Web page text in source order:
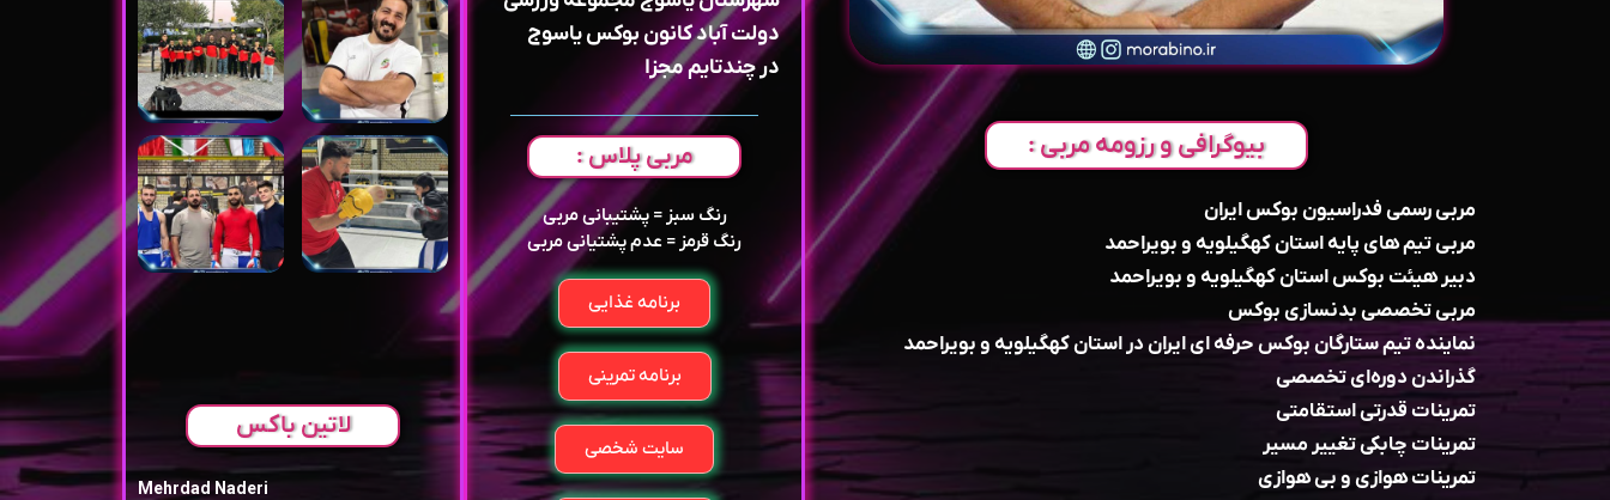
بیوگرافی و رزومه مربی :
مربی رسمی فدراسیون بوکس ایران
مربی تیم های پایه استان کهگیلویه و بویراحمد
دبیر هیئت بوکس استان کهگیلویه و بویراحمد
مربی تخصصی بدنسازی بوکس
نماینده تیم ستارگان بوکس حرفه ای ایران در استان کهگیلویه و بویراحمد
گذراندن دوره‌ای تخصصی
تمرینات قدرتی استقامتی
تمرینات چابکی تغییر مسیر
تمرینات هوازی و بی هوازی
دولت آباد کانون بوکس یاسوج
در چندتایم مجزا
مربی پلاس :
رنگ سبز = پشتیبانی مربی
رنگ قرمز = عدم پشتیانی مربی
برنامه غذایی
برنامه تمرینی
سایت شخصی
لاتین باکس
Mehrdad Naderi